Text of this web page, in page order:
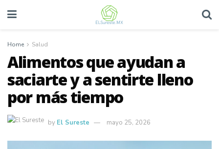
Home Salud
Alimentos que ayudan a
saciarte y a sentirte lleno
por más tiempo
by El Sureste mayo 25, 2026